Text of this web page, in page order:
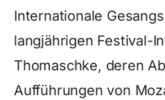
Internationale
langjährigen Festival-
Thomaschke, deren
Aufführungen von